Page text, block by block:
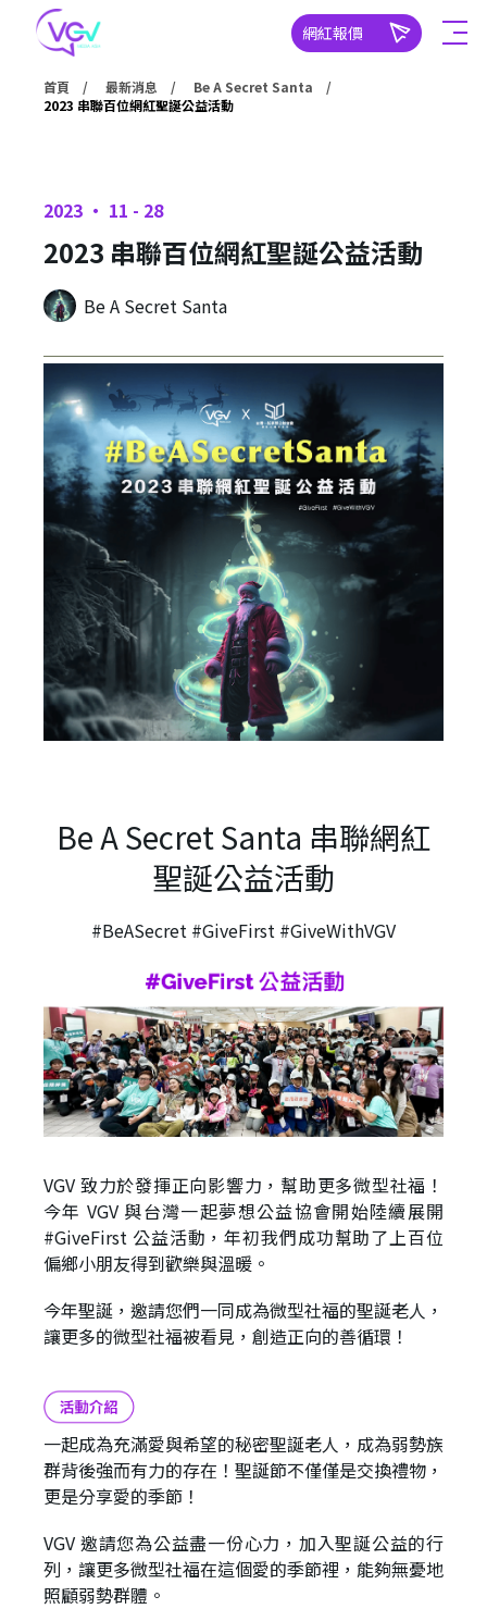
網紅報價
首頁 最新消息
Be A Secret Santa
2023 串聯百位網紅聖誕公益活動
2023 ‧ 11 - 28
2023 串聯百位網紅聖誕公益活動
Be A Secret Santa
Be A Secret Santa 串聯網紅
聖誕公益活動
#BeASecret #GiveFirst #GiveWithVGV
VGV 致力於發揮正向影響力，幫助更多微型社福！
今年 VGV 與台灣一起夢想公益協會開始陸續展開
#GiveFirst 公益活動，年初我們成功幫助了上百位
偏鄉小朋友得到歡樂與溫暖。
今年聖誕，邀請您們一同成為微型社福的聖誕老人，
讓更多的微型社福被看見，創造正向的善循環！
一起成為充滿愛與希望的秘密聖誕老人，成為弱勢族
群背後強而有力的存在！聖誕節不僅僅是交換禮物，
更是分享愛的季節！
VGV 邀請您為公益盡一份心力，加入聖誕公益的行
列，讓更多微型社福在這個愛的季節裡，能夠無憂地
照顧弱勢群體。